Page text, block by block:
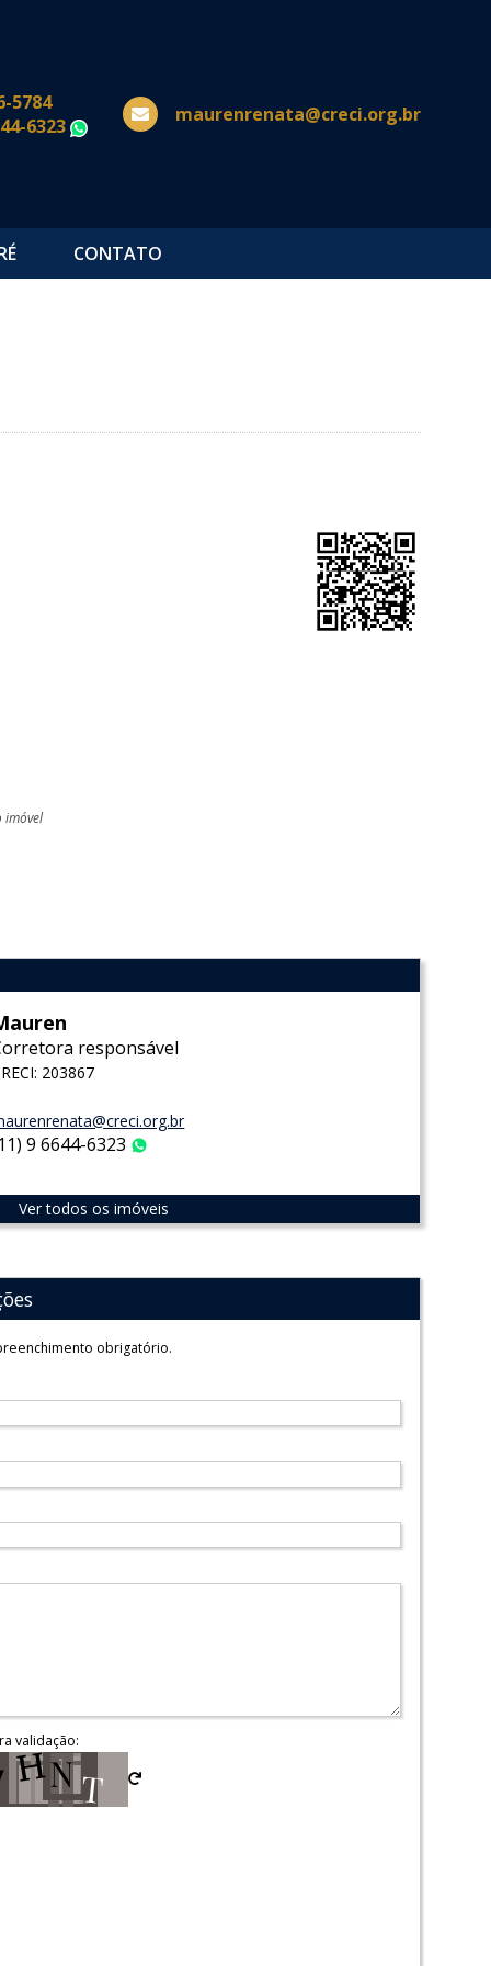
5784
6323
WhatsApp
maurenrenata@creci.org.br
CONTATO
imóvel
responsável
203867
9 6644-6323
Ver todos os imóveis
obrigatório.
validação: